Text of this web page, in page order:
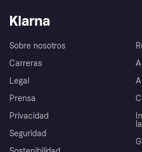
Klarna
Sobre nosotros
Carreras
Legal
Prensa
Privacidad
Seguridad